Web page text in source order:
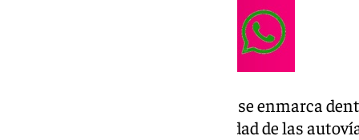
Según el Ministerio, el proyecto se enmarca
mejora de la seguridad y capacidad de las